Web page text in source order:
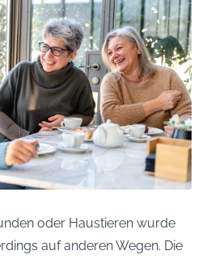
oder Haustieren wurde
auf anderen Wegen. Die